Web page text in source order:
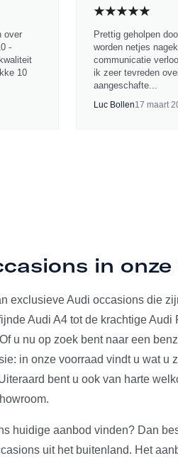
over
-
10
Prettig geholpen
worden netjes
communicatie
ik zeer tevreden
aangeschafte...
Luc Bollen17 maart
in
exclusieve Audi occasions die
Audi A4 tot de krachtige Audi
u nu op zoek bent naar een
in onze voorraad vindt u wat u
bent u ook van harte
huidige aanbod vinden? Dan
uit het buitenland. Het